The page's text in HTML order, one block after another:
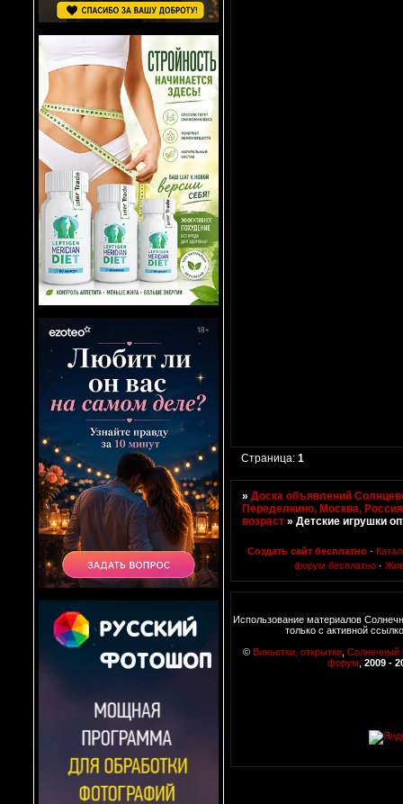
Страница:1
»Доска объявлений
Переделкино, Москва, Россия
возраст »Детские игрушки
Создать сайт бесплатно ·
форум бесплатно ·
Использование материалов
только с активной
© Виньетки, открытки Солнечный
форум 2009 -